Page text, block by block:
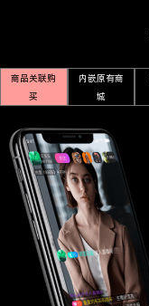
商品关联购
买
内嵌原有商
城